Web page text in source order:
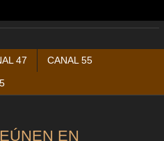
47 CANAL 55
EN